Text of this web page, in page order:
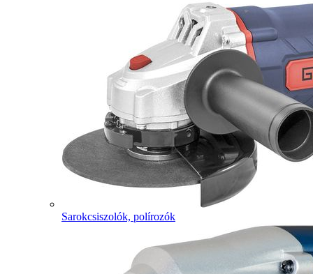
Sarokcsiszolók, polírozók